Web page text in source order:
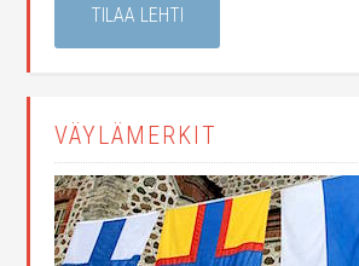
TILAA LEHTI
VÄYLÄMERKIT